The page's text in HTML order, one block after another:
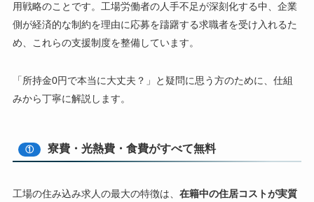
用戦略のことです。工場労働者の人手不足が深刻化する中、企業
側が経済的な制約を理由に応募を躊躇する求職者を受け入れるた
め、これらの支援制度を整備しています。
「所持金0円で本当に大丈夫？」と疑問に思う方のために、仕組
みから丁寧に解説します。
① 寮費・光熱費・食費がすべて無料
工場の住み込み求人の最大の特徴は、 在籍中の住居コストが実質